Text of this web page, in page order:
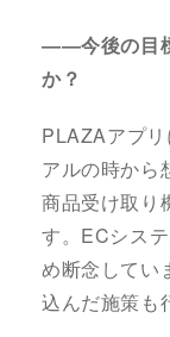
――今後の目
か？
PLAZAアプ
アルの時から
商品受け取り
す。ECシス
め断念してい
込んだ施策も